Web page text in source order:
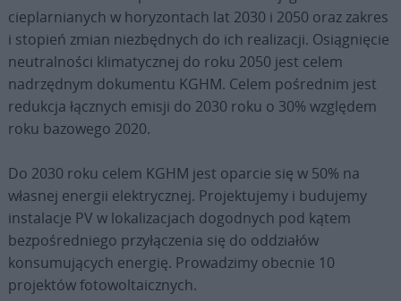
cieplarnianych w horyzontach lat 2030 i 2050 oraz zakres
i stopień zmian niezbędnych do ich realizacji. Osiągnięcie
neutralności klimatycznej do roku 2050 jest celem
nadrzędnym dokumentu KGHM. Celem pośrednim jest
redukcja łącznych emisji do 2030 roku o 30% względem
roku bazowego 2020.
Do 2030 roku celem KGHM jest oparcie się w 50% na
własnej energii elektrycznej. Projektujemy i budujemy
instalacje PV w lokalizacjach dogodnych pod kątem
bezpośredniego przyłączenia się do oddziałów
konsumujących energię. Prowadzimy obecnie 10
projektów fotowoltaicznych.